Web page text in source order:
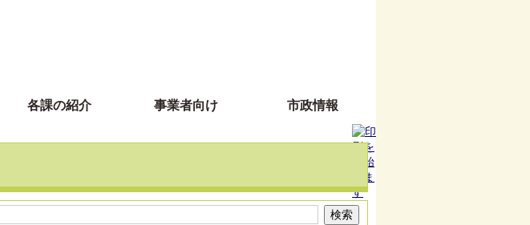
各課の紹介 事業者向け 市政情報